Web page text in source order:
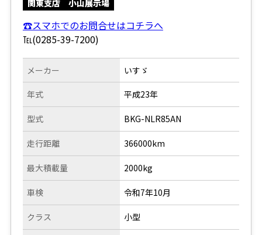
関東支店 小山展示場
☎スマホでのお問合せはコチラへ
℡(0285-39-7200)
メーカー
年式
型式
走行距離
いすゞ
平成23年
BKG-NLR85AN
366000km
最大積載量
車検
クラス
2000kg
令和7年10月
小型